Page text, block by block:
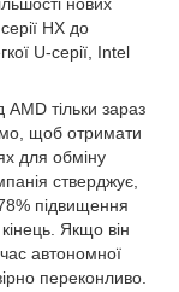
нових
HX до
U-серії, Intel
тільки зараз
щоб отримати
для обміну
стверджує,
підвищення
Якщо він
автономної
переконливо.